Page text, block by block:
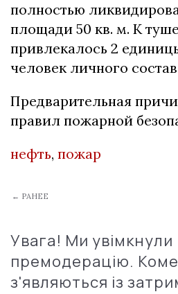
полностью
площади 50 кв. м. К
привлекалось 2
человек личного
Предварительная
правил пожарной
нефть, пожар
← РАНЕЕ
Увага! Ми увімкнули
премодерацію.
з'являються із